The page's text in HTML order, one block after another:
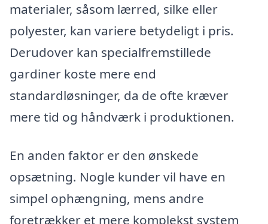
materialer, såsom lærred, silke eller
polyester, kan variere betydeligt i pris.
Derudover kan specialfremstillede
gardiner koste mere end
standardløsninger, da de ofte kræver
mere tid og håndværk i produktionen.
En anden faktor er den ønskede
opsætning. Nogle kunder vil have en
simpel ophængning, mens andre
foretrækker et mere komplekst system